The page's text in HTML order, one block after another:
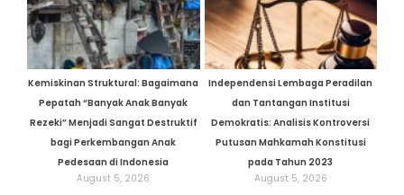
Kemiskinan Struktural: Bagaimana
Pepatah “Banyak Anak Banyak
Rezeki” Menjadi Sangat Destruktif
bagi Perkembangan Anak
Pedesaan di Indonesia
August 5, 2026
Independensi Lembaga Peradilan
dan Tantangan Institusi
Demokratis: Analisis Kontroversi
Putusan Mahkamah Konstitusi
pada Tahun 2023
August 5, 2026